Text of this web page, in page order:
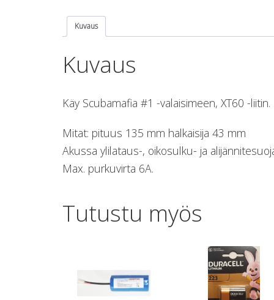
Kuvaus
Kuvaus
Käy Scubamafia #1 -valaisimeen, XT60 -liitin.
Mitat: pituus 135 mm halkaisija 43 mm
Akussa ylilataus-, oikosulku- ja
Max. purkuvirta 6A.
Tutustu myös